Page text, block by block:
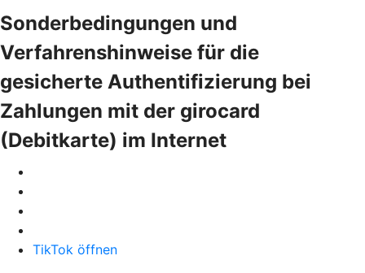
Sonderbedingungen und
Verfahrenshinweise für die
gesicherte Authentifizierung bei
Zahlungen mit der girocard
(Debitkarte) im Internet
TikTok öffnen